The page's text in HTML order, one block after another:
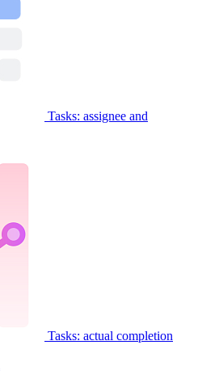
Tasks: assignee and
Tasks: actual completion